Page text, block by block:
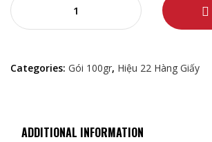
Categories: Gói 100gr, Hiệu 22 Hàng Giấy
ADDITIONAL INFORMATION